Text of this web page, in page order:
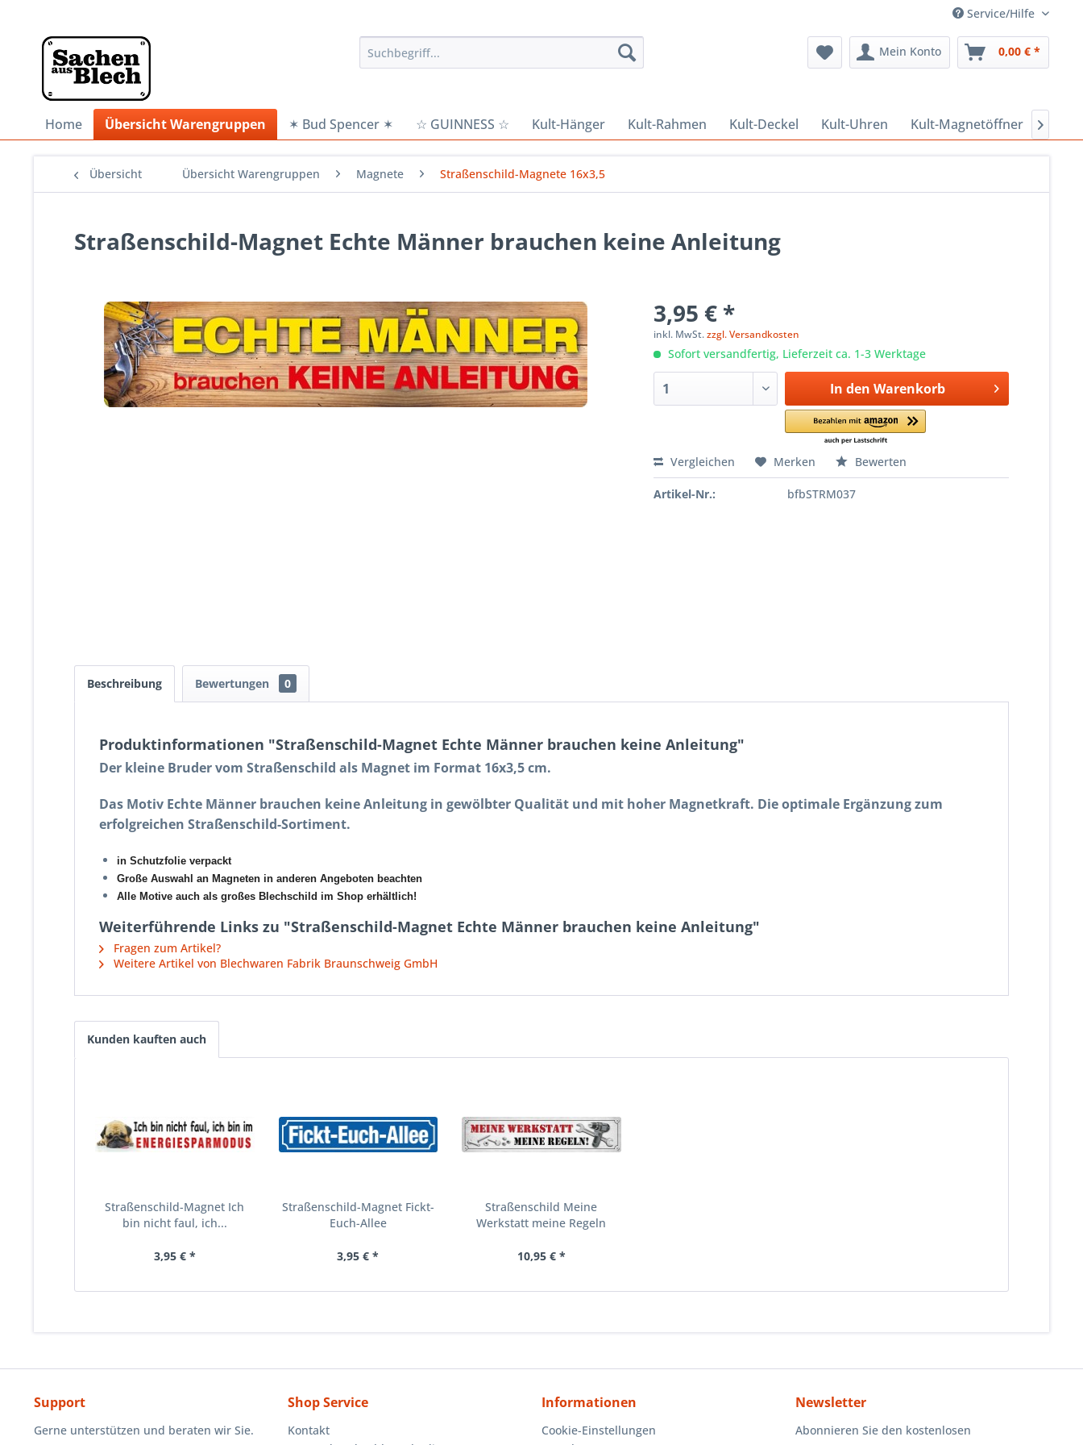
Service/Hilfe
Mein Konto 0,00 € *
Home Übersicht Warengruppen ✶ Bud Spencer ✶ ☆ GUINNESS ☆ Kult-Hänger Kult-Rahmen Kult-Deckel Kult-Uhren Kult-Magnetöffner 
Übersicht Übersicht Warengruppen Magnete Straßenschild-Magnete 16x3,5
Straßenschild-Magnet Echte Männer brauchen keine Anleitung
3,95 € *
inkl. MwSt.zzgl. Versandkosten
Sofort versandfertig, Lieferzeit ca. 1-3 Werktage
In den Warenkorb
Vergleichen Merken Bewerten
Artikel-Nr.: bfbSTRM037
Beschreibung Bewertungen 0
Produktinformationen "Straßenschild-Magnet Echte Männer brauchen keine Anleitung"
Der kleine Bruder vom Straßenschild als Magnet im Format 16x3,5 cm.
Das Motiv Echte Männer brauchen keine Anleitung in gewölbter Qualität und mit hoher Magnetkraft. Die optimale Ergänzung zum
erfolgreichen Straßenschild-Sortiment.
in Schutzfolie verpackt
Große Auswahl an Magneten in anderen Angeboten beachten
Alle Motive auch als großes Blechschild im Shop erhältlich!
Weiterführende Links zu "Straßenschild-Magnet Echte Männer brauchen keine Anleitung"
Fragen zum Artikel?
Weitere Artikel von Blechwaren Fabrik Braunschweig GmbH
Kunden kauften auch
Straßenschild-Magnet Ich
bin nicht faul, ich...
3,95 € *
Straßenschild-Magnet Fickt-
Euch-Allee
3,95 € *
Straßenschild Meine
Werkstatt meine Regeln
10,95 € *
Support
Gerne unterstützen und beraten wir Sie.
Shop Service
Kontakt
Informationen
Cookie-Einstellungen
Newsletter
Abonnieren Sie den kostenlosen